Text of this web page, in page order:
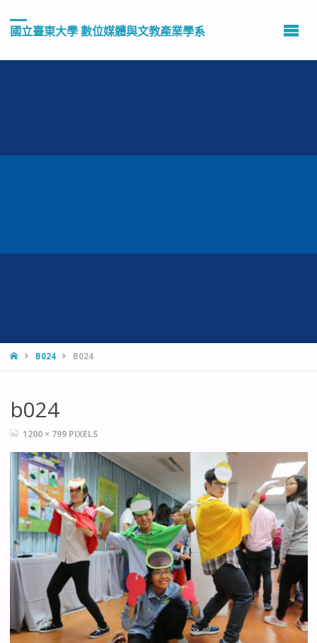
國立臺東大學 數位媒體與文教產業學系
HOMEB024 B024
b024
FULL1200 × 799 PIXELS